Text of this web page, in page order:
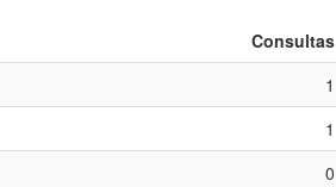
Consultas
1
1
0